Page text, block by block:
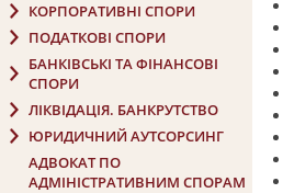
КОРПОРАТИВНІ СПОРИ
ПОДАТКОВІ СПОРИ
БАНКІВСЬКІ ТА ФІНАНСОВІ
СПОРИ
ЛІКВІДАЦІЯ. БАНКРУТСТВО
ЮРИДИЧНИЙ АУТСОРСИНГ
АДВОКАТ ПО
АДМІНІСТРАТИВНИМ СПОРАМ